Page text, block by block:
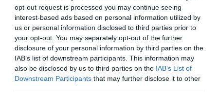
opt-out request is processed you may continue seeing
interest-based ads based on personal information utilized by
us or personal information disclosed to third parties prior to
your opt-out. You may separately opt-out of the further
disclosure of your personal information by third parties on the
IAB’s list of downstream participants. This information may
also be disclosed by us to third parties on the IAB’s List of
Downstream Participants that may further disclose it to other
Τίτλοι τέλους
Μεταμόρφωση του Σωτήρος: Τα έθιμα, ο
συμβολισμός και η αλλαγή του καιρού
Κάποιοι εντός ΕΛΑΣ εκθέτουν τον Τσίπρα